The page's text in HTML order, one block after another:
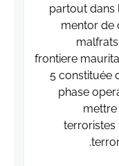
partout dans
mentor de
frontiere
5 constituée
phase
mettre
terroristes